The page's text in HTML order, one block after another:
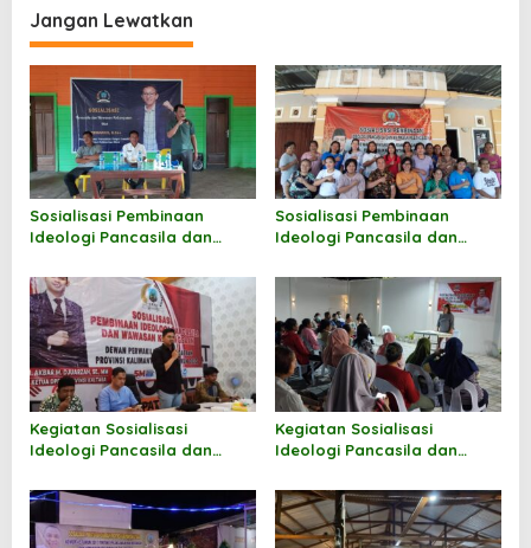
a
s
i
p
o
s
Jangan Lewatkan
Sosialisasi Pembinaan
Ideologi Pancasila dan
Hermanus
Sosialisasi Pembinaan
Ideologi Pancasila dan
Markus Sakke
Kegiatan Sosialisasi
Ideologi Pancasila dan
Andi M Akbar
Kegiatan Sosialisasi
Ideologi Pancasila dan
Norhayati Andris